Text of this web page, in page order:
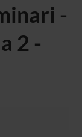
-
2 -